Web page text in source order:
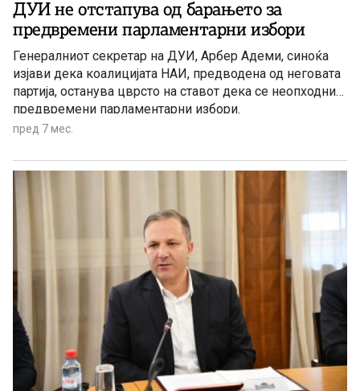
ДУИ не отстапува од барањето за
предвремени парламентарни избори
Генералниот секретар на ДУИ, Арбер Адеми, синоќа
изјави дека коалицијата НАИ, предводена од неговата
партија, останува цврсто на ставот дека се неопходни
предвремени парламентарни избори.
пред 7 мес.